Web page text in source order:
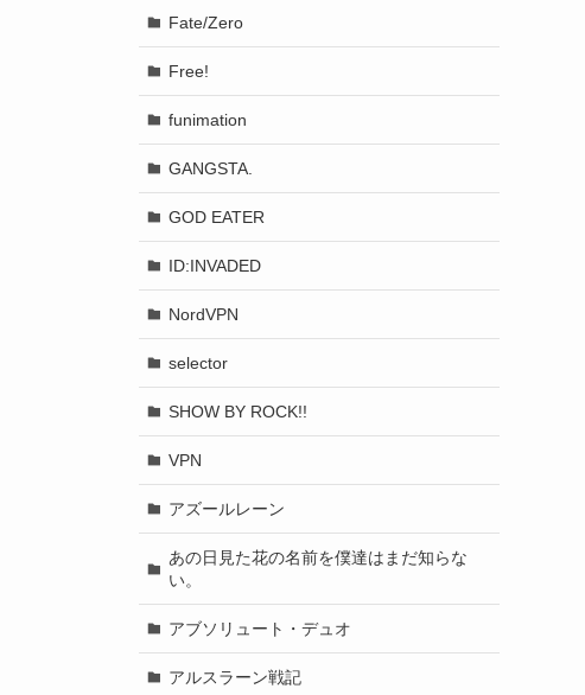
Fate/Zero
Free!
funimation
GANGSTA.
GOD EATER
ID:INVADED
NordVPN
selector
SHOW BY ROCK!!
VPN
アズールレーン
あの日見た花の名前を僕達はまだ知らな
い。
アブソリュート・デュオ
アルスラーン戦記